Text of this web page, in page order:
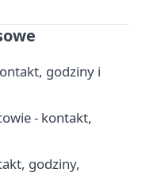
godziny i
- kontakt,
godziny,